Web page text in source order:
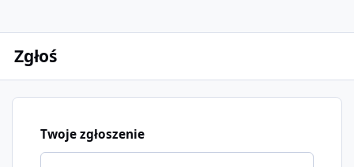
Zgłoś
Twoje zgłoszenie